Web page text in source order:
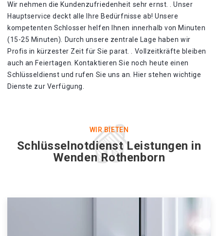
Wir nehmen die Kundenzufriedenheit sehr ernst. . Unser
Hauptservice deckt alle Ihre Bedürfnisse ab! Unsere
kompetenten Schlosser helfen Ihnen innerhalb von Minuten
(15-25 Minuten). Durch unsere zentrale Lage haben wir
Profis in kürzester Zeit für Sie parat. . Vollzeitkräfte bleiben
auch an Feiertagen. Kontaktieren Sie noch heute einen
Schlüsseldienst und rufen Sie uns an. Hier stehen wichtige
Dienste zur Verfügung.
WIR BIETEN
Schlüsselnotdienst Leistungen in
Wenden Rothenborn